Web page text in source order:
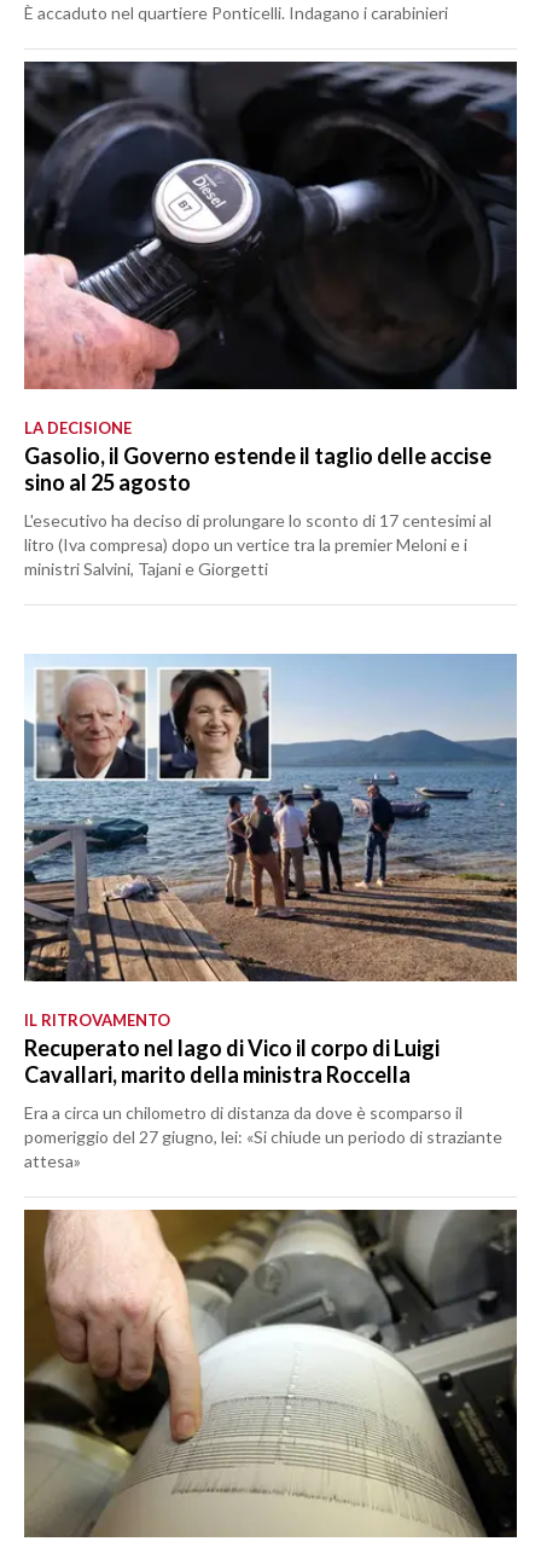
È accaduto nel quartiere Ponticelli. Indagano i carabinieri
LA DECISIONE
Gasolio, il Governo estende il taglio delle accise
sino al 25 agosto
L'esecutivo ha deciso di prolungare lo sconto di 17 centesimi al
litro (Iva compresa) dopo un vertice tra la premier Meloni e i
ministri Salvini, Tajani e Giorgetti
IL RITROVAMENTO
Recuperato nel lago di Vico il corpo di Luigi
Cavallari, marito della ministra Roccella
Era a circa un chilometro di distanza da dove è scomparso il
pomeriggio del 27 giugno, lei: «Si chiude un periodo di straziante
attesa»